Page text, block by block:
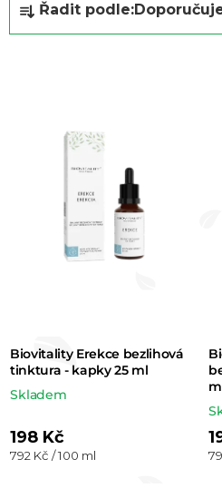
a
ů
Řadit podle:
Biovitality Erekce bezlihová
tinktura - kapky 25 ml
Skladem
198 Kč
Měrná
792 Kč / 100 ml